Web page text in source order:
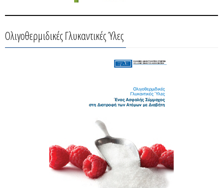
Ολιγοθερμιδικές Γλυκαντικές Ύλες